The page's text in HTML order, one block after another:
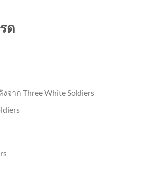
ด
าก Three White Soldiers